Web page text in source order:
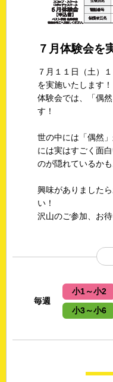
７月体験会を
７月１１日（土）
を実施いたします！
体験会では、「偶
す！
世の中には「偶然
には実はすごく面
のが隠れているかも
興味がありました
い！
沢山のご参加、お
毎週
小1～小2
小3～小6